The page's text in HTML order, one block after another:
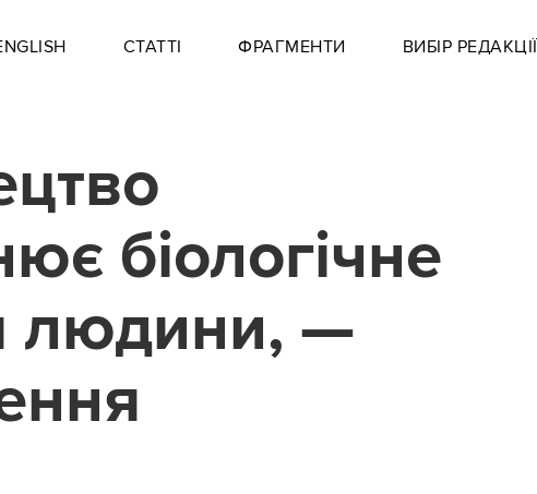
СТАТТІ ФРАГМЕНТИ ВИБІР РЕДАКЦІЇ
біологічне
людини, —